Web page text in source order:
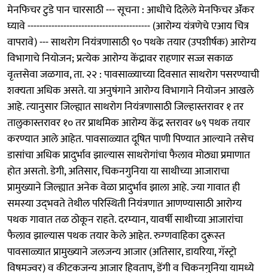
मेनफिचर टुडे पान चारसाठी --- सूचना : आधीचे दिलेले मेनफिचर ॲंकर
घ्यावे ----------------------------------------- (आरोग्य यंत्रणेचे एआय चित्र
वापरावे) --- साथरोग नियंत्रणासाठी ९० पथके तयार (उपशीर्षक) आरोग्‍य
विभागाचे नियोजन; प्रत्‍येक आरोग्‍य केंद्रावर राहणार सज्ज सकाळ
वृत्‍तसेवा जळगाव, ता. २२ : पावसाळ्याच्‍या दिवसात साथरोग पसरण्याची
शक्‍यता अधिक असते. या अनुषंगाने आरोग्‍य विभागाने नियोजन आखले
आहे. त्‍यानुसार जिल्ह्यात साथरोग नियंत्रणासाठी जिल्हास्तरावर १ तर
तालुकास्तरावर १० तर प्राथमिक आरोग्य केंद्र स्तरावर ७९ पथक तयार
करण्यात आले आहेत. पावसाळ्यात दूषित पाणी पिण्यात आल्‍याने तसेच
डासांचा अधिक प्रादुर्भाव झाल्‍यास साथरोगांचा फैलाव मोठ्या प्रमाणात
होत असतो. डेगी, अतिसार, चिकनगुनिया या साथीच्या आजाराचा
प्रामुख्याने जिल्ह्यात अनेक वेळा प्रादुर्भाव झाला आहे. ज्‍या गावात ही
समस्‍या उद्‌भवते तेथील परिस्थिती नियंत्रणात आणण्यासाठी आरोग्‍य
पथक गावात तळ ठोकून राहते. दरम्‍यान, यावर्षी साथीच्या आजारांचा
फैलाव झाल्यास पथक तयार केले आहेत. रुग्‍णवाहिका दुरूस्‍त
पावसाळ्यात प्रामुख्‍याने जलजन्य आजार (अतिसार, डायरिया, गॅस्ट्रो
विषमज्वर) व कीटकजन्य आजार हिवताप, डेंगी व चिकनगुनिया यामध्ये